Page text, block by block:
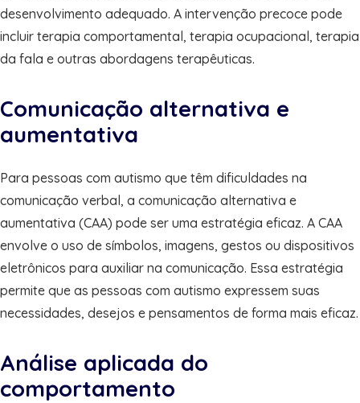
desenvolvimento adequado. A intervenção precoce pode
incluir terapia comportamental, terapia ocupacional, terapia
da fala e outras abordagens terapêuticas.
Comunicação alternativa e
aumentativa
Para pessoas com autismo que têm dificuldades na
comunicação verbal, a comunicação alternativa e
aumentativa (CAA) pode ser uma estratégia eficaz. A CAA
envolve o uso de símbolos, imagens, gestos ou dispositivos
eletrônicos para auxiliar na comunicação. Essa estratégia
permite que as pessoas com autismo expressem suas
necessidades, desejos e pensamentos de forma mais eficaz.
Análise aplicada do
comportamento